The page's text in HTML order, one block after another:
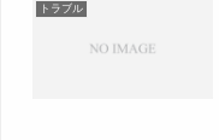
トラブル